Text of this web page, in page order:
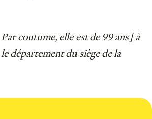
coutume, elle est de 99 ans] à
département du siège de la